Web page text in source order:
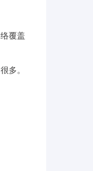
覆盖
多。